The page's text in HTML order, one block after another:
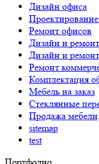
Дизайн офиса
Ремонт офисов
Дизайн и
Дизайн и
Ремонт
Комплектация
Мебель на заказ
Стеклянные
Продажа
sitemap
test